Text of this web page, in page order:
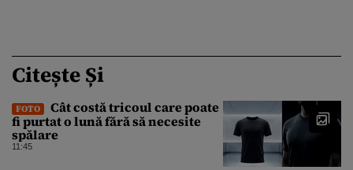
Citește Și
FOTO
Cât costă tricoul care poate
fi purtat o lună fără să necesite
spălare
11:45